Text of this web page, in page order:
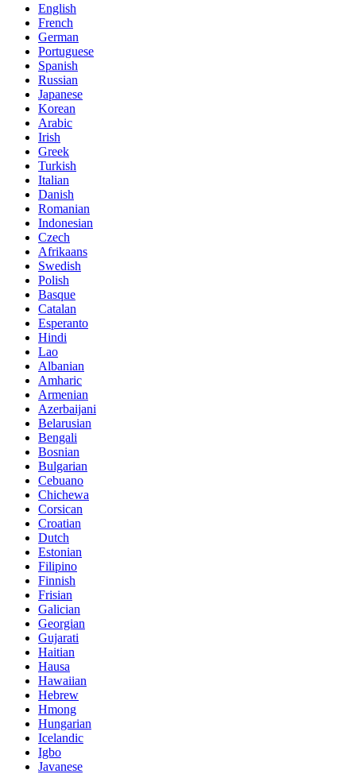
English
French
German
Portuguese
Spanish
Russian
Japanese
Korean
Arabic
Irish
Greek
Turkish
Italian
Danish
Romanian
Indonesian
Czech
Afrikaans
Swedish
Polish
Basque
Catalan
Esperanto
Hindi
Lao
Albanian
Amharic
Armenian
Azerbaijani
Belarusian
Bengali
Bosnian
Bulgarian
Cebuano
Chichewa
Corsican
Croatian
Dutch
Estonian
Filipino
Finnish
Frisian
Galician
Georgian
Gujarati
Haitian
Hausa
Hawaiian
Hebrew
Hmong
Hungarian
Icelandic
Igbo
Javanese